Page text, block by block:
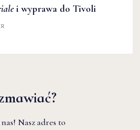
i wyprawa do Tivoli
Nasz adres to